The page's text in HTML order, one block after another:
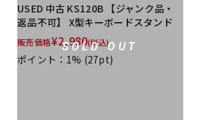
SOLD OUT
USED 中古 KS120B 【ジャンク品・
返品不可】 X型キーボードスタンド
販売価格¥2,980(税込)
ポイント：1% (27pt)